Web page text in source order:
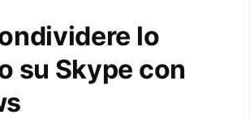
lo
su Skype con